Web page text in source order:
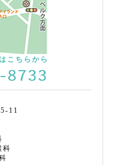
こちらから
11
科